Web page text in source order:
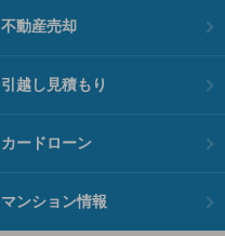
不動産売却
引越し見積もり
カードローン
マンション情報